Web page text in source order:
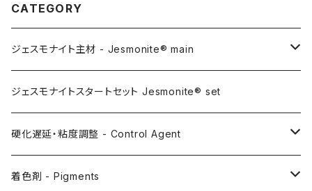
CATEGORY
ジェスモナイト主材 - Jesmonite® main
AC100
AC200
AC730
ジェスモナイトスタートセット Jesmonite® set
硬化遅延・粘度調整 - Control Agent
Retarder（硬化遅延剤）
着色剤 - Pigments